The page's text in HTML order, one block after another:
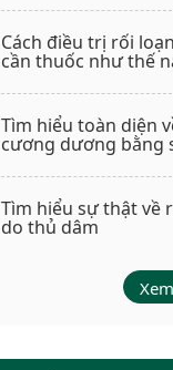
Cách điều trị rối
cần thuốc như thế
Tìm hiểu toàn diện
cương dương bằng
Tìm hiểu sự thật về
do thủ dâm